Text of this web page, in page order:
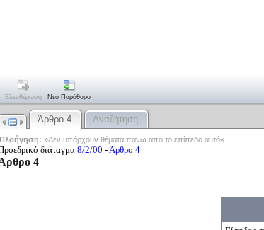
Ελευθέρωση Νέο Παράθυρο
Άρθρο 4 Αναζήτηση